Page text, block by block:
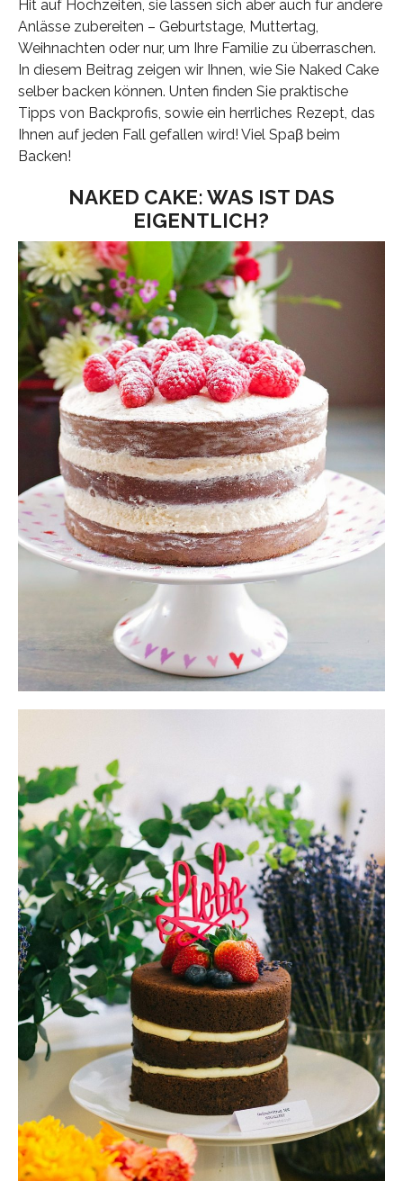
Hit auf Hochzeiten, sie lassen sich aber auch für andere
Anlässe zubereiten – Geburtstage, Muttertag,
Weihnachten oder nur, um Ihre Familie zu überraschen.
In diesem Beitrag zeigen wir Ihnen, wie Sie Naked Cake
selber backen können. Unten finden Sie praktische
Tipps von Backprofis, sowie ein herrliches Rezept, das
Ihnen auf jeden Fall gefallen wird! Viel Spaβ beim
Backen!
NAKED CAKE: WAS IST DAS
EIGENTLICH?